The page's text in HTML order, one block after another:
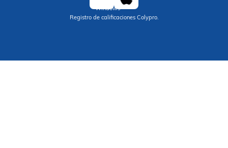
Registro de calificaciones Colypro.